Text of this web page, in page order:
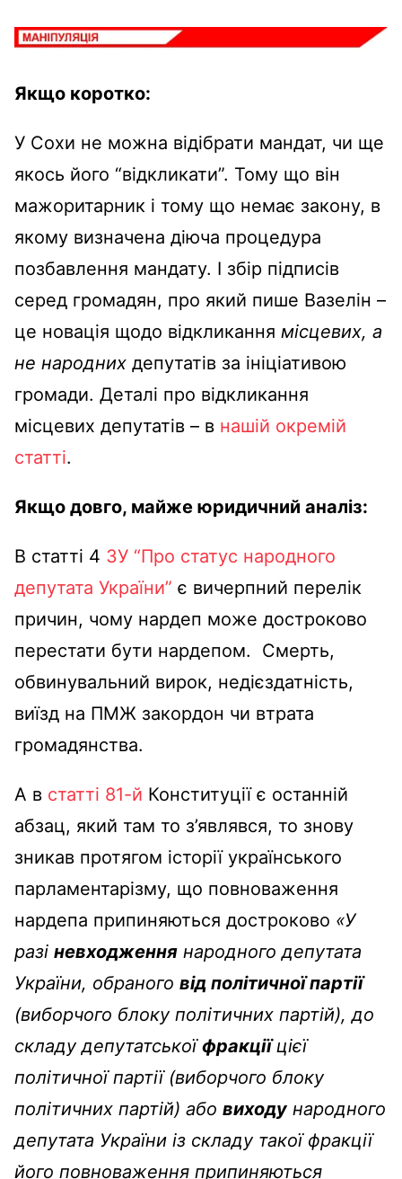
Якщо коротко:
У Сохи не можна відібрати мандат, чи ще
якось його “відкликати”. Тому що він
мажоритарник і тому що немає закону, в
якому визначена діюча процедура
позбавлення мандату. І збір підписів
серед громадян, про який пише Вазелін –
це новація щодо відкликання місцевих, а
не народних депутатів за ініціативою
громади. Деталі про відкликання
місцевих депутатів – в нашій окремій
статті.
Якщо довго, майже юридичний аналіз:
В статті 4 ЗУ “Про статус народного
депутата України” є вичерпний перелік
причин, чому нардеп може достроково
перестати бути нардепом. Смерть,
обвинувальний вирок, недієздатність,
виїзд на ПМЖ закордон чи втрата
громадянства.
А в статті 81-й Конституції є останній
абзац, який там то з’являвся, то знову
зникав протягом історії українського
парламентарізму, що повноваження
нардепа припиняються достроково «У
разі невходження народного депутата
України, обраного від політичної партії
(виборчого блоку політичних партій), до
складу депутатськоїфракціїцієї
політичної партії (виборчого блоку
політичних партій) або виходу народного
депутата України із складу такої фракції
його повноваження припиняються